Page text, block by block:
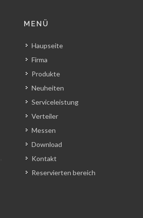
MENÜ
Haupseite
Firma
Produkte
Neuheiten
Serviceleistung
Verteiler
Messen
Download
Kontakt
Reservierten bereich